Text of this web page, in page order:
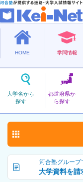
HOME 学問情報
大学名から
探す
都道府県か
ら探す
公立
さいたまけんりつ
埼玉県
河合塾グループ
大学資料を請